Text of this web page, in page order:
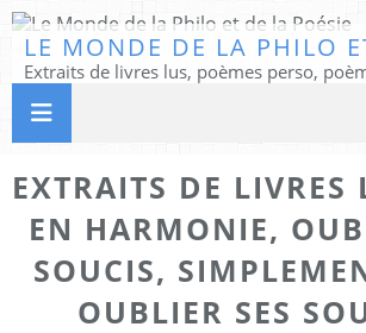
EXTRAITS DE LIVRES
EN HARMONIE,
SOUCIS,
OUBLIER SES